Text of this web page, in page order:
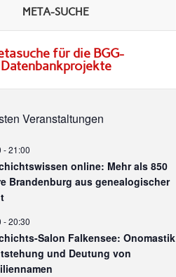
META-SUCHE
für die BGG-
Datenbankprojekte
Veranstaltungen
-21:00
online: Mehr als 850
Brandenburg aus genealogischer
-20:30
Salon Falkensee: Onomastik
und Deutung von